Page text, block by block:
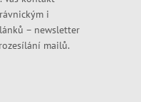
i
– newsletter
mailů.